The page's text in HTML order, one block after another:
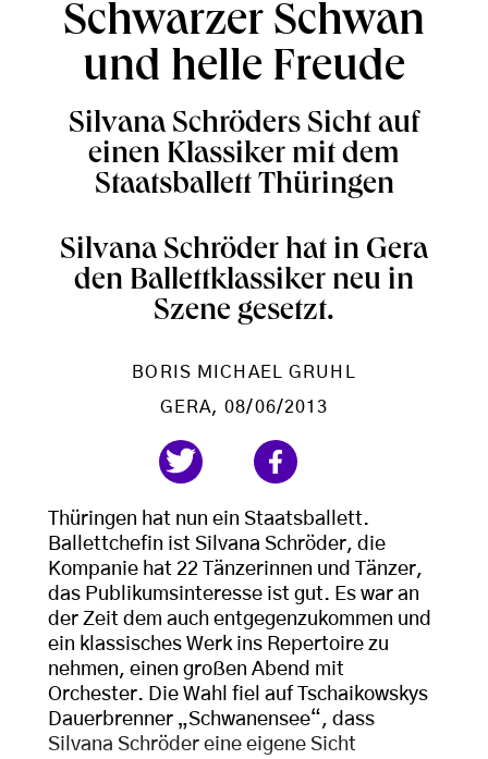
Schwarzer Schwan
und helle Freude
Silvana Schröders Sicht auf
einen Klassiker mit dem
Staatsballett Thüringen
Silvana Schröder hat in Gera
den Ballettklassiker neu in
Szene gesetzt.
BORIS MICHAEL GRUHL
GERA, 08/06/2013
Thüringen hat nun ein Staatsballett.
Ballettchefin ist Silvana Schröder, die
Kompanie hat 22 Tänzerinnen und Tänzer,
das Publikumsinteresse ist gut. Es war an
der Zeit dem auch entgegenzukommen und
ein klassisches Werk ins Repertoire zu
nehmen, einen großen Abend mit
Orchester. Die Wahl fiel auf Tschaikowskys
Dauerbrenner „Schwanensee“, dass
Silvana Schröder eine eigene Sicht